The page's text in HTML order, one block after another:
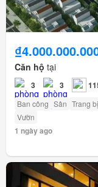
Căn hộ tại
3 3
Ban công Sân Trang
Vườn
1 ngày ago